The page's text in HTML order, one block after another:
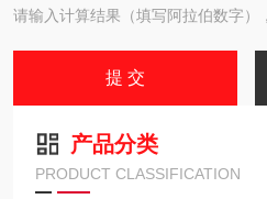
请输入计算结果（填写阿拉伯数字）
产品分类
PRODUCT CLASSIFICATION